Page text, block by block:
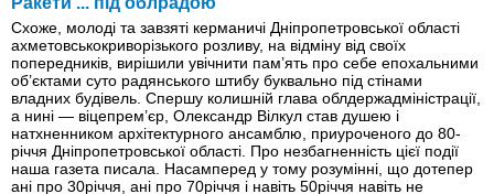
Схоже, молоді та завзяті керманичі Дніпропетровської області
ахметовсько­криворізького розливу, на відміну від своїх
попередників, вирішили увічнити пам’ять про себе епохальними
об’єктами суто радянського штибу буквально під стінами
владних будівель. Спершу колишній глава облдержадміністрації,
а нині — віце­прем’єр, Олександр Вілкул став душею і
натхненником архітектурного ансамблю, приуроченого до 80­
річчя Дніпропетровської області. Про незбагненність цієї події
наша газета писала. Насамперед у тому розумінні, що дотепер
ані про 30­річчя, ані про 70­річчя і навіть 50­річчя навіть не